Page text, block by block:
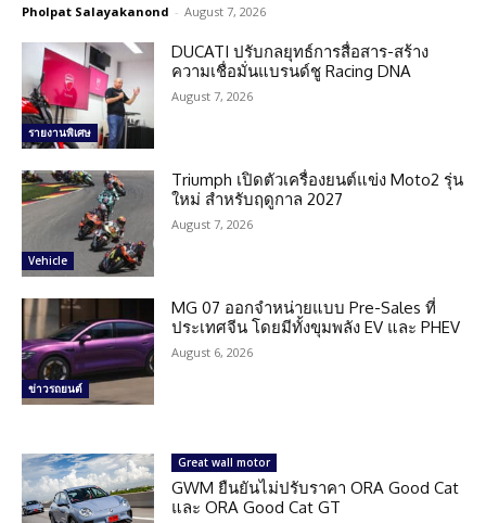
Pholpat Salayakanond - August 7, 2026
รายงานพิเศษ
DUCATI ปรับกลยุทธ์การสื่อสาร-สร้าง
ความเชื่อมั่นแบรนด์ชู Racing DNA
August 7, 2026
Vehicle
Triumph เปิดตัวเครื่องยนต์แข่ง Moto2 รุ่น
ใหม่ สำหรับฤดูกาล 2027
August 7, 2026
ข่าวรถยนต์
MG 07 ออกจำหน่ายแบบ Pre-Sales ที่
ประเทศจีน โดยมีทั้งขุมพลัง EV และ PHEV
August 6, 2026
Great wall motor
GWM ยืนยันไม่ปรับราคา ORA Good Cat
และ ORA Good Cat GT